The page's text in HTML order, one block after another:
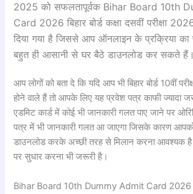
2025 को सफलतापूर्वक Bihar Board 10th
Card 2026 बिहार बोर्ड कक्षा दसवीं परीक्षा
दिया गया है जिससे आप ऑनलाइन के प्रक्रिया का
बहुत ही आसानी से घर बैठे डाउनलोड कर सकते हैं।
आप लोगों को बता दे कि यदि आप भी बिहार बोर्ड 10वीं
होने वाले हैं तो आपके लिए यह प्रवेश पत्र काफी ज्यादा
एडमिट कार्ड में कोई भी जानकारी गलत पाए जाने पर
पत्र में भी जानकारी गलत आ जाएगा जिसके कारण
डाउनलोड करके अच्छी तरह से मिलान करना आवश्यक
पर सुधार करना भी जरूरी है।
Bihar Board 10th Dummy Admit Card